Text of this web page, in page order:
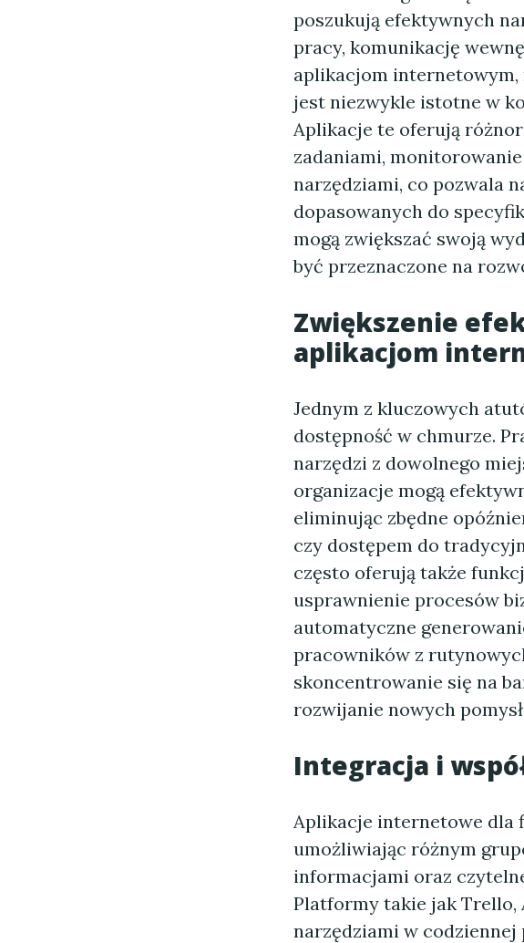
poszukują efektywnych
pracy, komunikację
aplikacjom internetowym,
jest niezwykle istotne w
Aplikacje te oferują
zadaniami,
narzędziami, co pozwala
dopasowanych do
mogą zwiększać swoją
być przeznaczone na
Zwiększenie
aplikacjom
Jednym z kluczowych
dostępność w chmurze.
narzędzi z dowolnego
organizacje mogą
eliminując zbędne
czy dostępem do
często oferują także
usprawnienie procesów
automatyczne
pracowników z
skoncentrowanie się na
rozwijanie nowych
Integracja i
Aplikacje internetowe dla
umożliwiając różnym
informacjami oraz
Platformy takie jak Trello,
narzędziami w